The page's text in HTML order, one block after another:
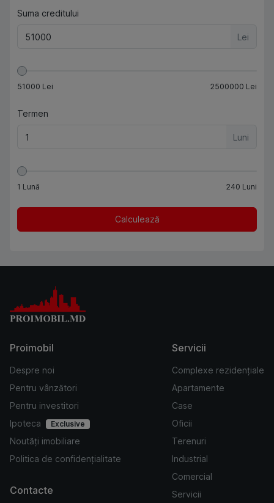
Suma creditului
Lei
51000 Lei 2500000 Lei
Termen
Luni
1 Lună 240 Luni
Calculează
Proimobil
Despre noi
Pentru vânzători
Pentru investitori
Ipoteca
Exclusive
Noutăți imobiliare
Politica de confidențialitate
Servicii
Complexe rezidențiale
Apartamente
Case
Oficii
Terenuri
Industrial
Comercial
Servicii
Contacte